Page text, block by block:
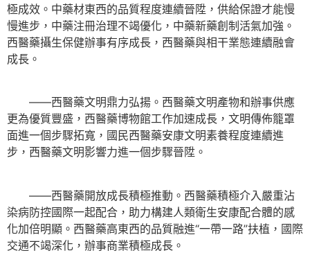
極成效。中藥材東西的品質程度連續晉陞，供給保證才能慢
慢進步，中藥注冊治理不竭優化，中藥新藥創制活氣加強。
西醫藥攝生保健辦事有序成長，西醫藥與相干業態連續融會
成長。
——西醫藥文明鼎力弘揚。西醫藥文明產物和辦事供應
更為優質豐盛，西醫藥博物館工作加速成長，文明傳佈籠罩
面進一個步驟拓寬，國民西醫藥安康文明素養程度連續進
步，西醫藥文明影響力進一個步驟晉陞。
——西醫藥開放成長積極推動。西醫藥積極介入嚴重沾
染病防控國際一起配合，助力構建人類衛生安康配合體的感
化加倍明顯。西醫藥高東西的品質融進“一帶一路”扶植，國際
交通不竭深化，辦事商業積極成長。